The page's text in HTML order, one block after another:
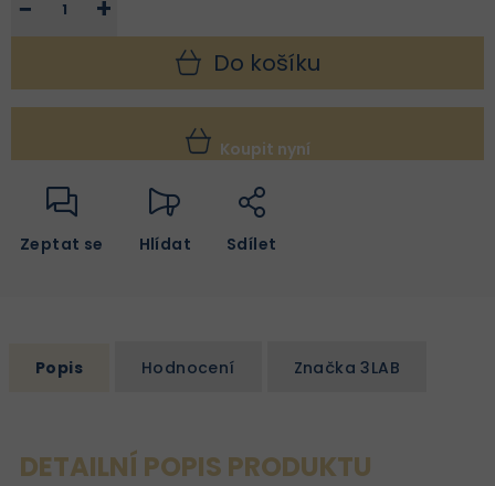
+
−
Do košíku
Koupit nyní
Zeptat se Hlídat Sdílet
Popis Hodnocení Značka 3LAB
DETAILNÍ POPIS PRODUKTU